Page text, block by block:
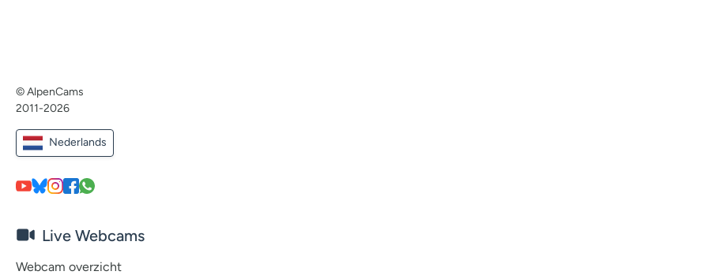
© AlpenCams
2011-2026
Nederlands
Live Webcams
Webcam overzicht